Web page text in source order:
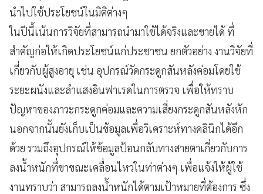
นำไปใช้ประโยชน์ในมิติต่างๆ
ในปีนี้เน้นการวิจัยที่สามารถนำมาใช้ได้จริงและขายได้ ที่
สำคัญก่อให้เกิดประโยชน์แก่ประชาชน ยกตัวอย่าง งานวิจัยที่
เกี่ยวกับผู้สูงอายุ เช่น อุปกรณ์วัดกระดูกสันหลังค่อมโดยใช้
ระยะผนังและลำแสงอินฟาเรดในการตรวจ เพื่อให้ทราบ
ปัญหาของภาวะกระดูกค่อมและความเสี่ยงกระดูกสันหลังหัก
นอกจากนั้นยังเก็บเป็นข้อมูลเพื่อวิเคราะห์ทางคลินิกได้อีก
ด้วย รวมถึงอุปกรณ์ให้ข้อมูลป้อนกลับทางสายตาเกี่ยวกับการ
ลงน้ำหนักที่ขาขณะเคลื่อนไหวในท่าต่างๆ เพื่อแจ้งให้ผู้ใช้
งานทราบว่า สามารถลงน้ำหนักได้ตามเป้าหมายที่ต้องการ ซึ่ง